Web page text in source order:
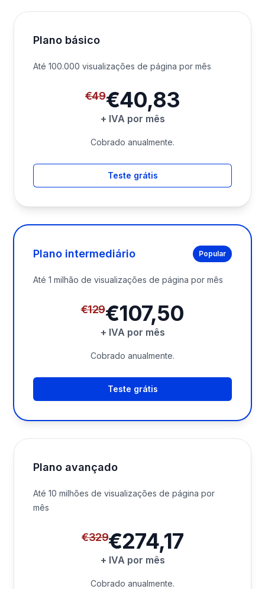
Plano básico
Até 100.000 visualizações de página por mês
€49 Prezzo:€40,83
€40,83
+ IVA por mês
Cobrado anualmente.
Teste grátis
Plano intermediário Popular
Até 1 milhão de visualizações de página por mês
€129 Prezzo: €107,50
€107,50
+ IVA por mês
Cobrado anualmente.
Teste grátis
Plano avançado
Até 10 milhões de visualizações de página por
mês
€329 Prezzo:€274,17
€274,17
+ IVA por mês
Cobrado anualmente.